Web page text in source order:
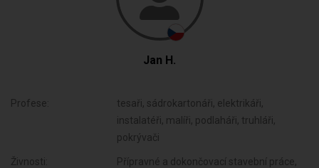
Jan H.
Profese:
tesaři, sádrokartonáři, elektrikáři,
instalatéři, malíři, podlaháři, truhláři,
pokrývači
Živnosti:
Přípravné a dokončovací stavební práce,